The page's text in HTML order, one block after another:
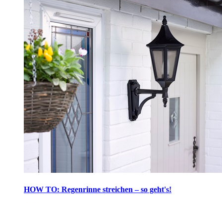
HOW TO: Regenrinne streichen – so geht's!